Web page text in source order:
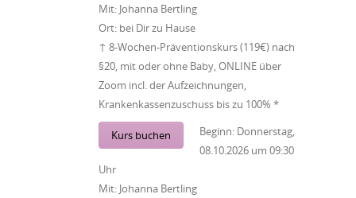
Mit: Johanna Bertling
Ort: bei Dir zu Hause
↑ 8-Wochen-Präventionskurs (119€) nach
§20, mit oder ohne Baby, ONLINE über
Zoom incl. der Aufzeichnungen,
Krankenkassenzuschuss bis zu 100% *
Kurs buchen Beginn: Donnerstag,
08.10.2026 um 09:30
Uhr
Mit: Johanna Bertling